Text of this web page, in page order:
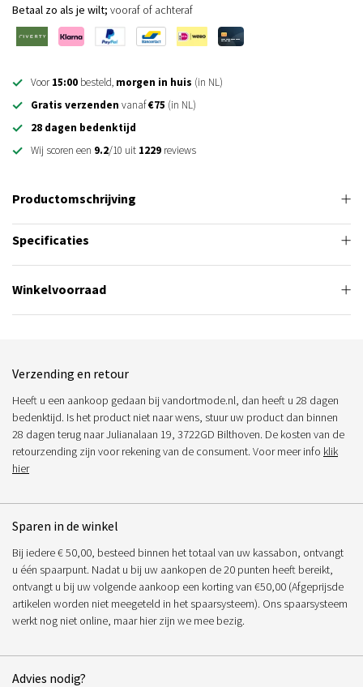
Betaal zo als je wilt; vooraf of achteraf
Voor15:00 besteld, morgen in huis (in NL)
Gratis verzenden vanaf€75 (in NL)
28 dagen bedenktijd
Wij scoren een 9.2/10 uit 1229 reviews
Productomschrijving
Specificaties
Winkelvoorraad
Verzending en retour
Heeft u een aankoop gedaan bij vandortmode.nl, dan heeft u 28 dagen
bedenktijd. Is het product niet naar wens, stuur uw product dan binnen
28 dagen terug naar Julianalaan 19, 3722GD Bilthoven. De kosten van de
retourzending zijn voor rekening van de consument. Voor meer info klik
hier
Sparen in de winkel
Bij iedere € 50,00, besteed binnen het totaal van uw kassabon, ontvangt
u één spaarpunt. Nadat u bij uw aankopen de 20 punten heeft bereikt,
ontvangt u bij uw volgende aankoop een korting van €50,00 (Afgeprijsde
artikelen worden niet meegeteld in het spaarsysteem). Ons spaarsysteem
werkt nog niet online, maar hier zijn we mee bezig.
Advies nodig?